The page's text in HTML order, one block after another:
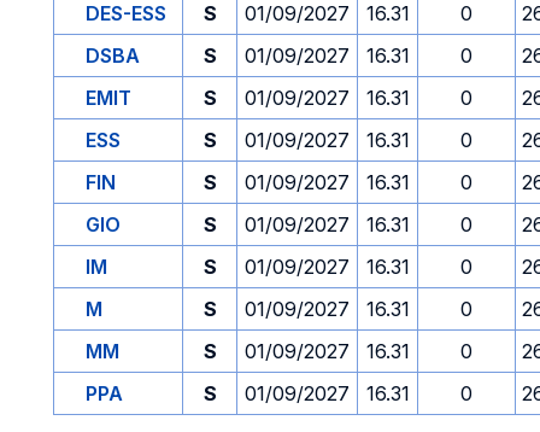
DES-ESS
S 01/09/2027 16.31 0
DSBA
S 01/09/2027 16.31 0
EMIT
S 01/09/2027 16.31 0
ESS
S 01/09/2027 16.31 0
FIN
S 01/09/2027 16.31 0
GIO
S 01/09/2027 16.31 0
IM
S 01/09/2027 16.31 0
M
S 01/09/2027 16.31 0
MM
S 01/09/2027 16.31 0
PPA
S 01/09/2027 16.31 0